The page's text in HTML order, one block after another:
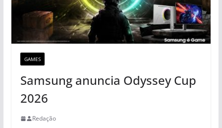
GAMES
Samsung anuncia Odyssey Cup
2026
Redação